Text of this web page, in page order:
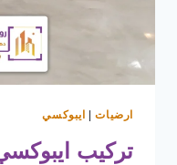
ارضيات| ايبوكسي
تركيب